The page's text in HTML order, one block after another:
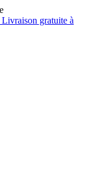
Livraison gratuite à